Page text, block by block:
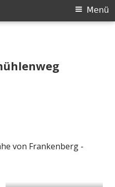
und Trekkingtouren
Menü
von Frankenberg -